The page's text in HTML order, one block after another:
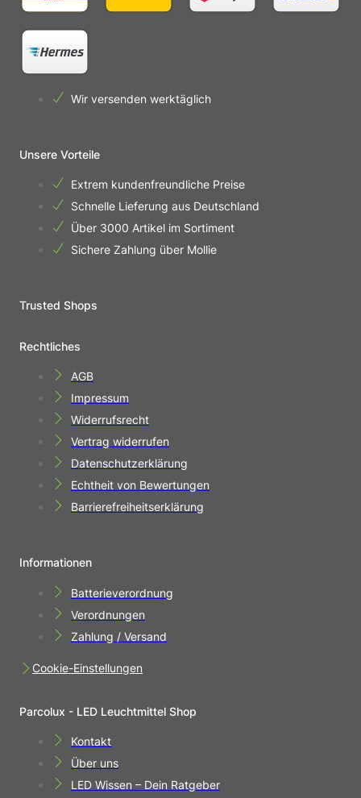
Wir versenden werktäglich
Unsere Vorteile
Extrem kundenfreundliche Preise
Schnelle Lieferung aus Deutschland
Über 3000 Artikel im Sortiment
Sichere Zahlung über Mollie
Trusted Shops
Rechtliches
AGB
Impressum
Widerrufsrecht
Vertrag widerrufen
Datenschutzerklärung
Echtheit von Bewertungen
Barrierefreiheitserklärung
Informationen
Batterieverordnung
Verordnungen
Zahlung / Versand
Cookie-Einstellungen
Parcolux - LED Leuchtmittel Shop
Kontakt
Über uns
LED Wissen – Dein Ratgeber